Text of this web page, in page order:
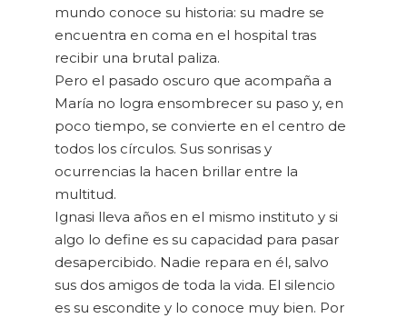
mundo conoce su historia: su madre se
encuentra en coma en el hospital tras
recibir una brutal paliza.
Pero el pasado oscuro que acompaña a
María no logra ensombrecer su paso y, en
poco tiempo, se convierte en el centro de
todos los círculos. Sus sonrisas y
ocurrencias la hacen brillar entre la
multitud.
Ignasi lleva años en el mismo instituto y si
algo lo define es su capacidad para pasar
desapercibido. Nadie repara en él, salvo
sus dos amigos de toda la vida. El silencio
es su escondite y lo conoce muy bien. Por